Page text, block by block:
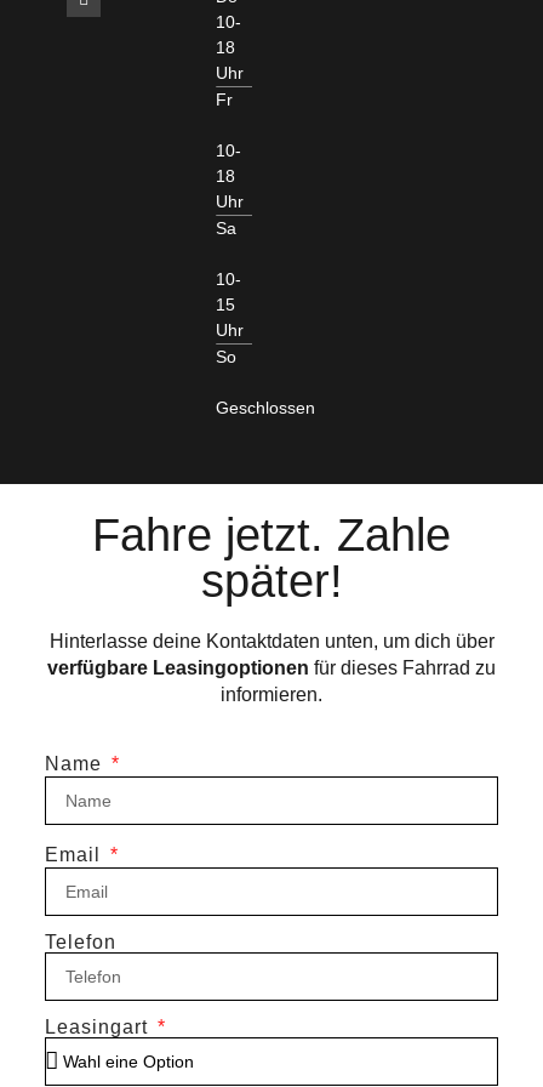
10-
18
Uhr
Fr
10-
18
Uhr
Sa
10-
15
Uhr
So
Geschlossen
Fahre jetzt. Zahle
später!
Hinterlasse deine Kontaktdaten unten, um dich über
verfügbare Leasingoptionen für dieses Fahrrad zu
informieren.
Name
Email
Telefon
Leasingart